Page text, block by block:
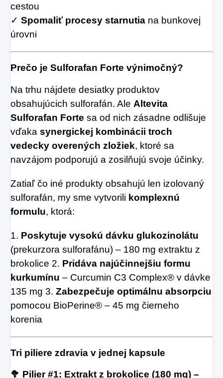
cestou
✓ Spomaliť procesy starnutia na bunkovej
úrovni
Prečo je Sulforafan Forte výnimočný?
Na trhu nájdete desiatky produktov
obsahujúcich sulforafán. Ale Altevita
Sulforafan Forte sa od nich zásadne odlišuje
vďaka synergickej kombinácii troch
vedecky overených zložiek, ktoré sa
navzájom podporujú a zosilňujú svoje účinky.
Zatiaľ čo iné produkty obsahujú len izolovaný
sulforafán, my sme vytvorili komplexnú
formulu, ktorá:
1. Poskytuje vysokú dávku glukozinolátu
(prekurzora sulforafánu) – 180 mg extraktu z
brokolice 2. Pridáva najúčinnejšiu formu
kurkumínu – Curcumin C3 Complex® v dávke
135 mg 3. Zabezpečuje optimálnu absorpciu
pomocou BioPerine® – 45 mg čierneho
korenia
Tri piliere zdravia v jednej kapsule
🥦 Pilier #1: Extrakt z brokolice (180 mg) –